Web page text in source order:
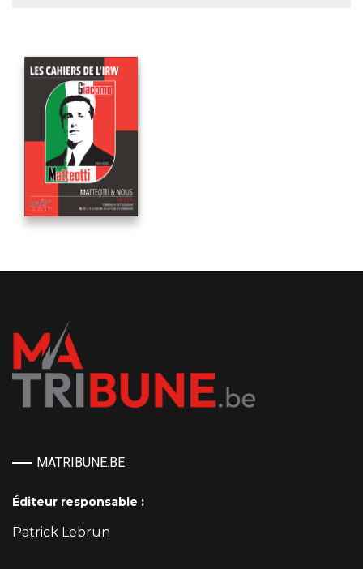
MATRIBUNE.BE
Éditeur responsable :
Patrick Lebrun